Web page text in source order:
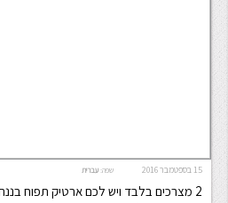
15 בספטמבר 2016 שפה: עברית
2 מצרכים בלבד ויש לכם ארטיק תפוח